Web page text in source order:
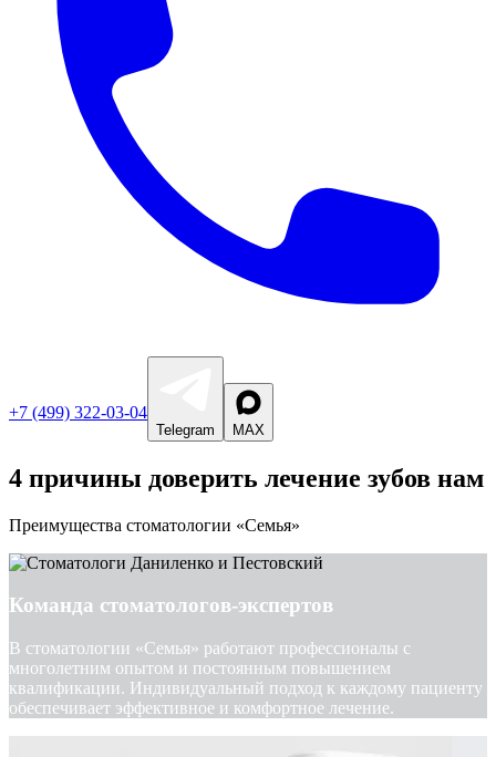
+7 (499) 322-03-04
Telegram MAX
4 причины доверить лечение зубов нам
Преимущества стоматологии «Семья»
Команда стоматологов-экспертов
В стоматологии «Семья» работают профессионалы с
многолетним опытом и постоянным повышением
квалификации. Индивидуальный подход к каждому пациенту
обеспечивает эффективное и комфортное лечение.